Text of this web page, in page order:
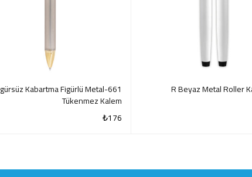
Figürsüz Kabartma Figürlü Metal
Tükenmez Kalem
₺176